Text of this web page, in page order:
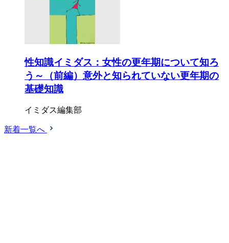
性知識イミダス：女性の更年期について知ろ
う～（前編）意外と知られていない更年期の
基礎知識
イミダス編集部
新着一覧へ